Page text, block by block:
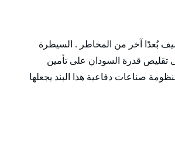
بُعدًا آخر من المخاطر . السيطرة
تقليص قدرة السودان على تأمين
صناعات دفاعية هذا البند يجعلها